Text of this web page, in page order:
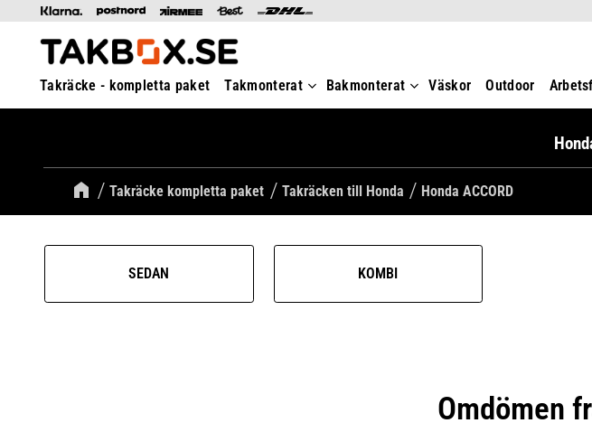
Takräcke - kompletta paket Takmonterat Bakmonterat Väskor Outdoor
Takräcke kompletta paket Takräcken till Honda Honda ACCORD
SEDAN KOMBI